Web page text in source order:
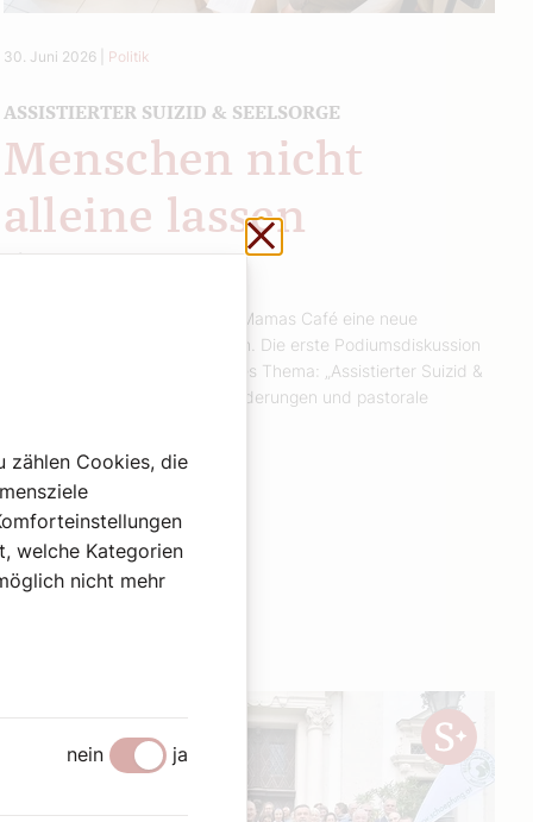
30. Juni 2026| Politik
ASSISTIERTER SUIZID & SEELSORGE
Menschen nicht
alleine lassen
Vergangene Woche startete in Mamas Café eine neue
Dialogreihe der Erzdiözese Wien. Die erste Podiumsdiskussion
thematisierte ein kontroversielles Thema: „Assistierter Suizid &
Seelsorge – ethische Herausforderungen und pastorale
Weiterlesen
Schließen ohne zu
zählen Cookies, die
welche Kategorien
nicht mehr
nein ja